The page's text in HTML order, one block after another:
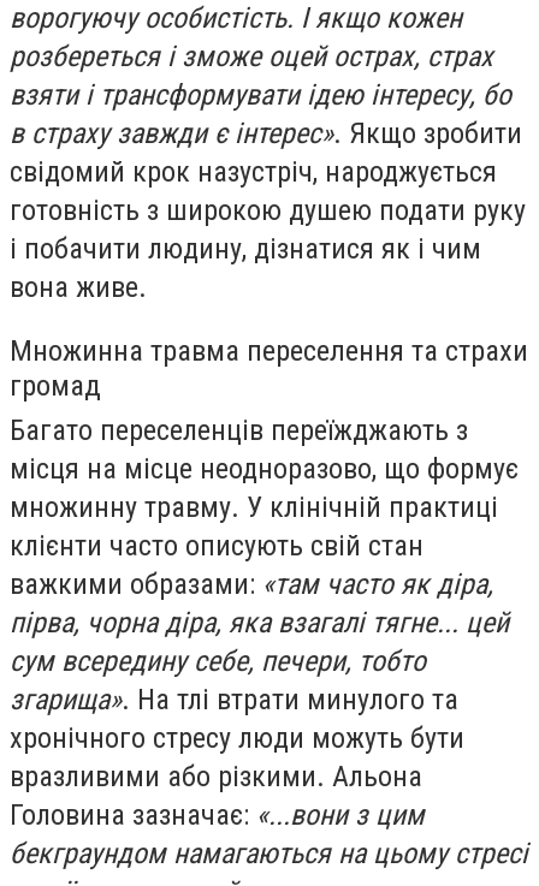
ворогуючу особистість. І якщо кожен
розбереться і зможе оцей острах, страх
взяти і трансформувати ідею інтересу, бо
в страху завжди є інтерес». Якщо зробити
свідомий крок назустріч, народжується
готовність з широкою душею подати руку
і побачити людину, дізнатися як і чим
вона живе.
Множинна травма переселення та страхи
громад
Багато переселенців переїжджають з
місця на місце неодноразово, що формує
множинну травму. У клінічній практиці
клієнти часто описують свій стан
важкими образами: «там часто як діра,
пірва, чорна діра, яка взагалі тягне... цей
сум всередину себе, печери, тобто
згарища». На тлі втрати минулого та
хронічного стресу люди можуть бути
вразливими або різкими. Альона
Головина зазначає: «...вони з цим
бекграундом намагаються на цьому стресі